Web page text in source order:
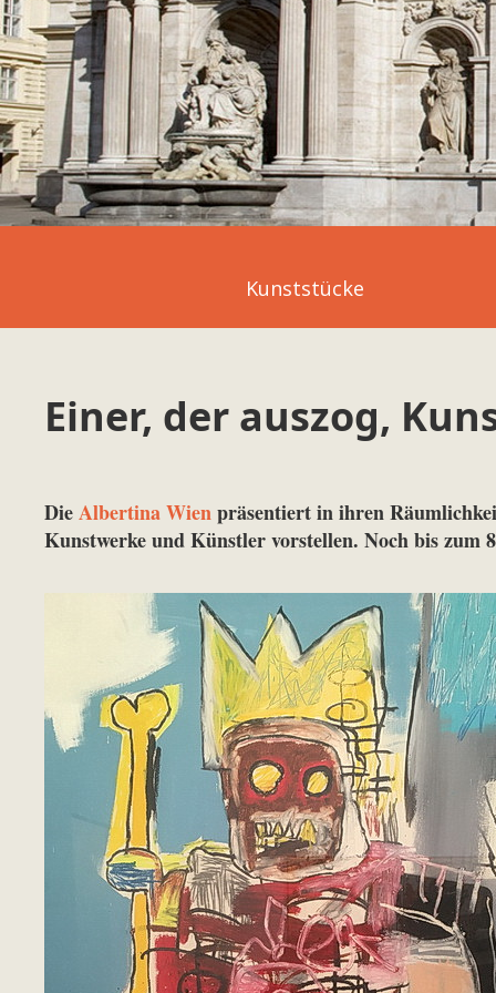
Kunststücke
Einer, der auszog,
DieAlbertina Wienpräsentiert in ihren
Kunstwerke und Künstler vorstellen. Noch bis zum